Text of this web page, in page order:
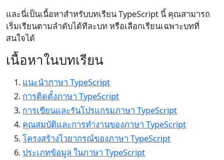
และนี่เป็นเนื้อหาสำหรับบทเรียน TypeScript นี้ คุณสามารถ
เริ่มเรียนตามลำดับได้ทีละบท หรือเลือกเรียนเฉพาะบทที่
สนใจได้
เนื้อหาในบทเรียน
แนะนำภาษา TypeScript
การติดตั้งภาษา TypeScript
การเขียนและรันโปรแกรมภาษา TypeScript
คุณสมบัติและการทำงานของภาษา TypeScript
โครงสร้างไวยากรณ์ของภาษา TypeScript
ประเภทข้อมูล ในภาษา TypeScript